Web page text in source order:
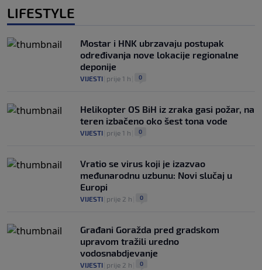
LIFESTYLE
Mostar i HNK ubrzavaju postupak
određivanja nove lokacije regionalne
deponije
VIJESTI prije 1 h 0
Helikopter OS BiH iz zraka gasi požar, na
teren izbačeno oko šest tona vode
VIJESTI prije 1 h 0
Vratio se virus koji je izazvao
međunarodnu uzbunu: Novi slučaj u
Europi
VIJESTI prije 2 h 0
Građani Goražda pred gradskom
upravom tražili uredno
vodosnabdjevanje
VIJESTI prije 2 h 0